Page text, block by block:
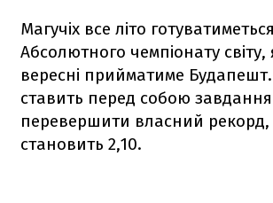
Магучіх все літо
Абсолютного чемпіонату світу,
вересні прийматиме
ставить перед собою завдання
перевершити власний рекорд,
становить 2,10.